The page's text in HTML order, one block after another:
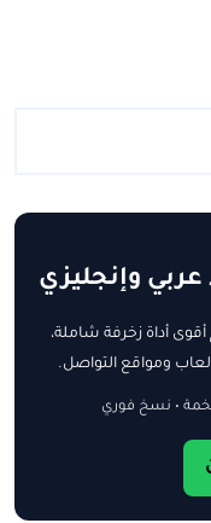
وإنجليزي
أداة زخرفة شاملة،
ومواقع التواصل.
فخمة • نسخ فوري